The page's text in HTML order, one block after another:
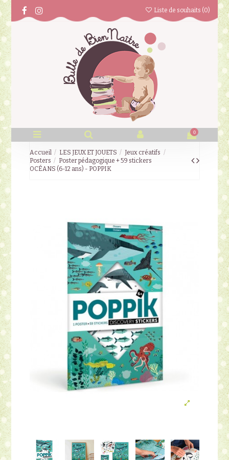
Liste de souhaits (0)
0
Accueil LES JEUX ET JOUETS
Jeux créatifs
Posters
Poster pédagogique + 59 stickers
OCÉANS (6-12 ans) - POPPIK